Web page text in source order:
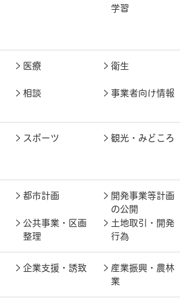
学習
医療 衛生
相談 事業者向け情報
スポーツ 観光・みどころ
都市計画
開発事業等計画
の公開
公共事業・区画
整理
土地取引・開発
行為
企業支援・誘致
産業振興・農林
業